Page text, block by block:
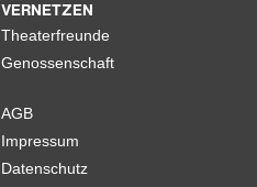
VERNETZEN
Theaterfreunde
Genossenschaft
AGB
Impressum
Datenschutz